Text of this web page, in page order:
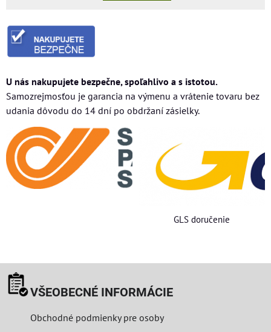
U nás nakupujete bezpečne, spoľahlivo a s istotou.
Samozrejmosťou je garancia na výmenu a vrátenie tovaru bez
udania dôvodu do 14 dní po obdržaní zásielky.
GLS doručenie
VŠEOBECNÉ INFORMÁCIE
Obchodné podmienky pre osoby